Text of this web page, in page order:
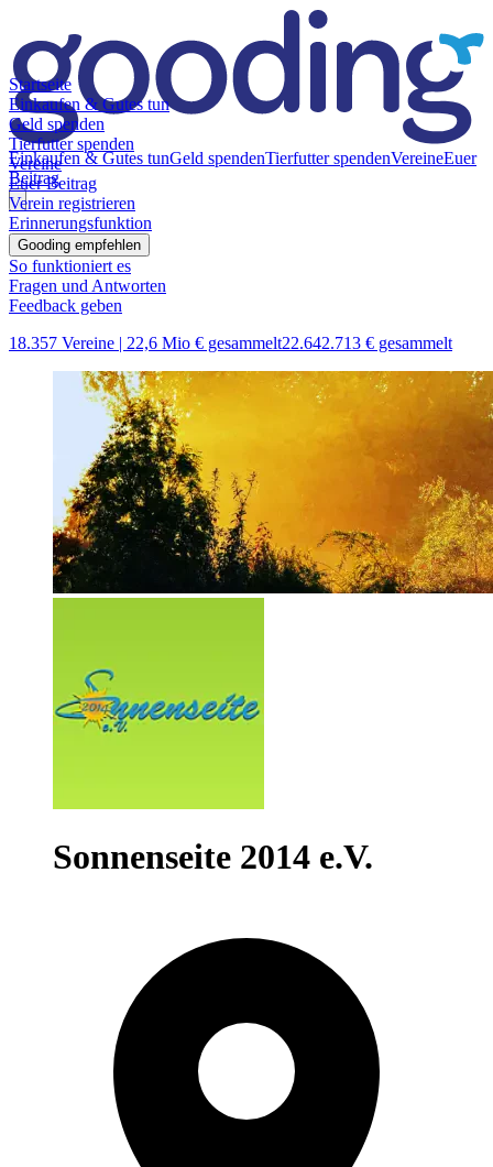
Einkaufen & Gutes tunGeld spendenTierfutter spendenVereineEuer
Beitrag
Startseite
Einkaufen & Gutes tun
Geld spenden
Tierfutter spenden
Vereine
Euer Beitrag
Verein registrieren
Erinnerungsfunktion
Gooding empfehlen
So funktioniert es
Fragen und Antworten
Feedback geben
18.357 Vereine | 22,6 Mio € gesammelt22.642.713 € gesammelt
Sonnenseite 2014 e.V.